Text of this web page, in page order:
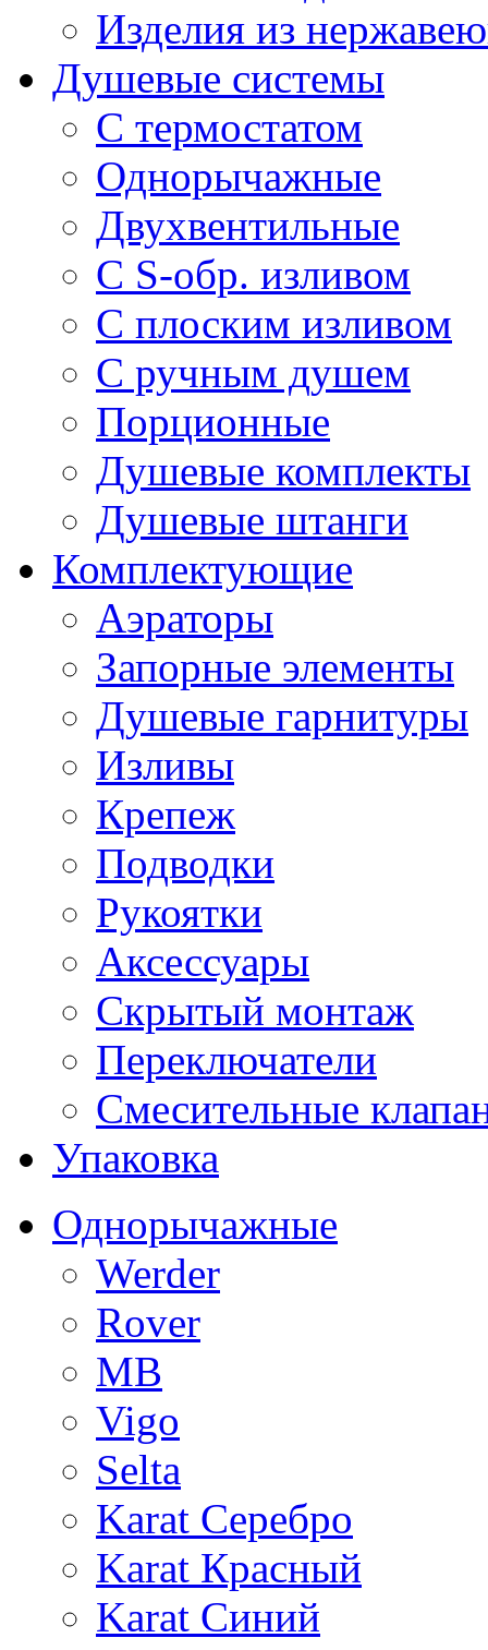
Изделия из
Душевые системы
С термостатом
Однорычажные
Двухвентильные
С S-обр. изливом
С плоским изливом
С ручным душем
Порционные
Душевые комплекты
Душевые штанги
Комплектующие
Аэраторы
Запорные элементы
Душевые гарнитуры
Изливы
Крепеж
Подводки
Рукоятки
Аксессуары
Скрытый монтаж
Переключатели
Смесительные
Упаковка
Однорычажные
Werder
Rover
MB
Vigo
Selta
Karat Серебро
Karat Красный
Karat Синий